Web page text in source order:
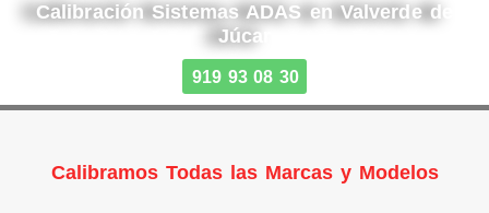
Calibración Sistemas ADAS en Valverde de
Júcar
919 93 08 30
Calibramos Todas las Marcas y Modelos